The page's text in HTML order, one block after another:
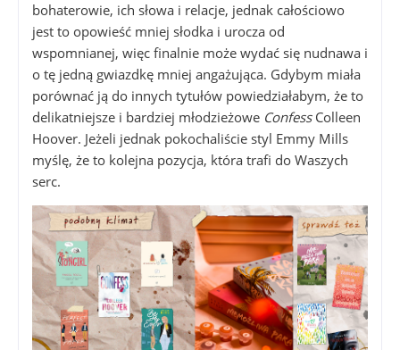
bohaterowie, ich słowa i relacje, jednak całościowo
jest to opowieść mniej słodka i urocza od
wspomnianej, więc finalnie może wydać się nudnawa i
o tę jedną gwiazdkę mniej angażująca. Gdybym miała
porównać ją do innych tytułów powiedziałabym, że to
delikatniejsze i bardziej młodzieżowe ConfessColleen
Hoover. Jeżeli jednak pokochaliście styl Emmy Mills
myślę, że to kolejna pozycja, która trafi do Waszych
serc.